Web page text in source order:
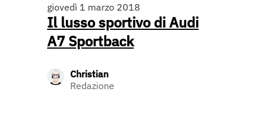
giovedì 1 marzo 2018
Il lusso sportivo di Audi
A7 Sportback
Christian
Redazione